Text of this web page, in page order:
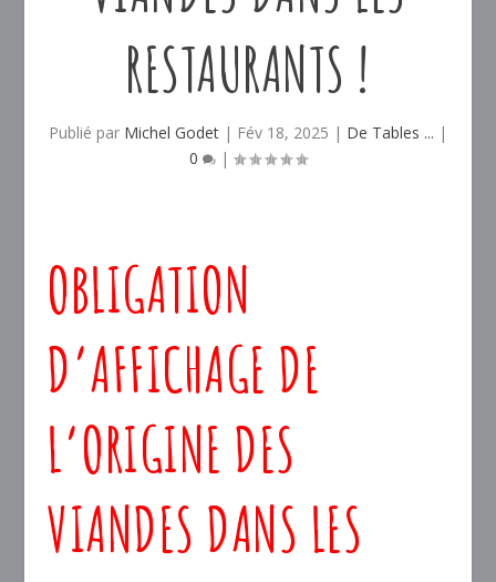
RESTAURANTS !
Publié par Michel Godet | Fév 18, 2025 | De Tables ... |
0
|
OBLIGATION
D’AFFICHAGE DE
L’ORIGINE DES
VIANDES DANS LES